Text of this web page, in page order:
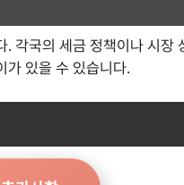
각국의 세금 정책이나 시장
가 있을 수 있습니다.